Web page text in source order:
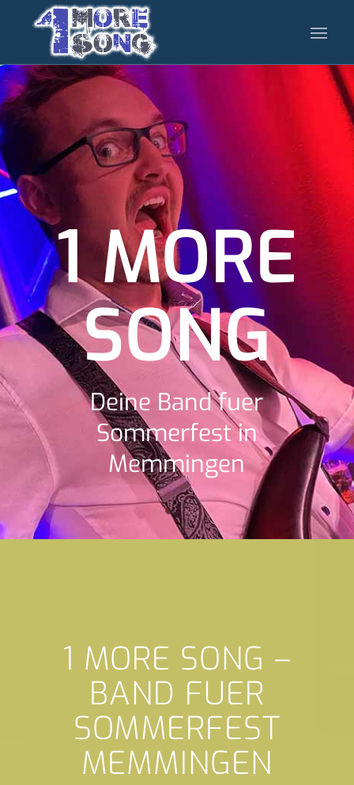
1 MORE
SONG
Deine Band fuer
Sommerfest in
Memmingen
1 MORE SONG –
BAND FUER
SOMMERFEST
MEMMINGEN